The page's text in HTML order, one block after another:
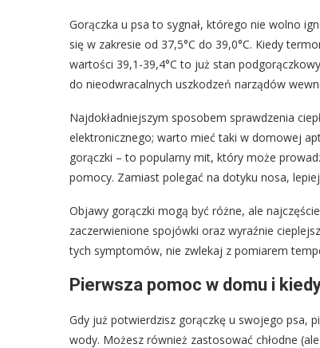
Gorączka u psa to sygnał, którego nie wolno
się w zakresie od 37,5°C do 39,0°C. Kiedy
wartości 39,1-39,4°C to już stan
do nieodwracalnych uszkodzeń narządów
Najdokładniejszym sposobem sprawdzenia
elektronicznego; warto mieć taki w domowej
gorączki – to popularny mit, który może
pomocy. Zamiast polegać na dotyku nosa,
Objawy gorączki mogą być różne, ale
zaczerwienione spojówki oraz wyraźnie
tych symptomów, nie zwlekaj z pomiarem
Pierwsza pomoc w domu i
Gdy już potwierdzisz gorączkę u swojego psa,
wody. Możesz również zastosować chłodne